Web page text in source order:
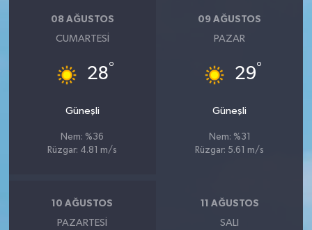
08 AĞUSTOS
CUMARTESI
28°
Güneşli
Nem: %36
Rüzgar: 4.81 m/s
09 AĞUSTOS
PAZAR
29°
Güneşli
Nem: %31
Rüzgar: 5.61 m/s
10 AĞUSTOS
PAZARTESI
11 AĞUSTOS
SALI